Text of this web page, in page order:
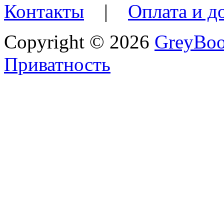
Контакты | Оплата и
Copyright © 2026
Приватность